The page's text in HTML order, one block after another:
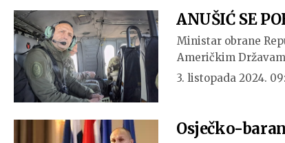
ANUŠIĆ SE
Ministar obrane
Američkim
3. listopada 2024.
Osječko-